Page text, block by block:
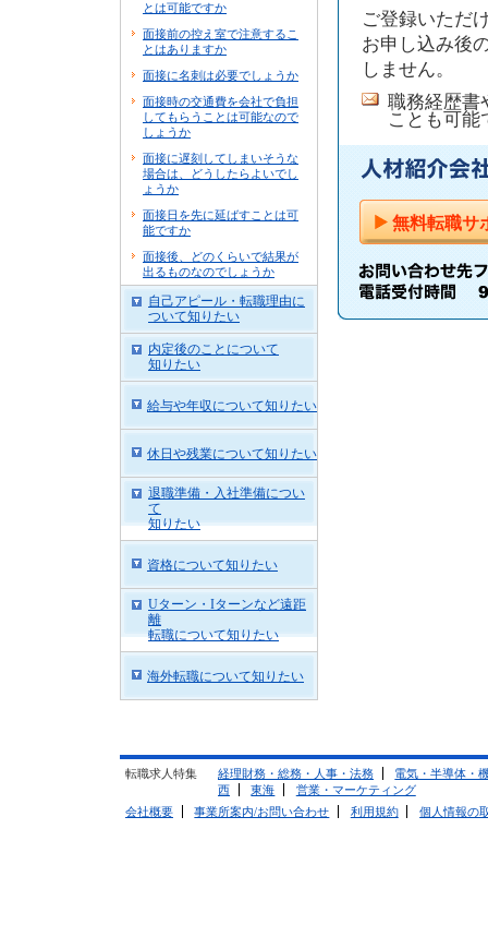
ご登録いただ
お申し込み後
しません。
職務経歴書
ことも可能
無料転職サ
とは可能ですか
面接前の控え室で注意するこ
とはありますか
面接に名刺は必要でしょうか
面接時の交通費を会社で負担
してもらうことは可能なので
しょうか
面接に遅刻してしまいそうな
場合は、どうしたらよいでし
ょうか
面接日を先に延ばすことは可
能ですか
面接後、どのくらいで結果が
出るものなのでしょうか
自己アピール・転職理由に
ついて知りたい
内定後のことについて
知りたい
給与や年収について知りたい
休日や残業について知りたい
退職準備・入社準備につい
て
知りたい
資格について知りたい
Uターン・Iターンなど遠距
離
転職について知りたい
海外転職について知りたい
転職求人特集 経理財務・総務・人事・法務
電気・半導体・
西
東海
営業・マーケティング
会社概要
事業所案内/お問い合わせ 利用規約 個人情報の